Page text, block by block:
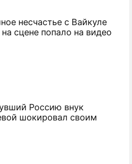
несчастье с Вайкуле
сцене попало на видео
Россию внук
шокировал своим
землю под театр